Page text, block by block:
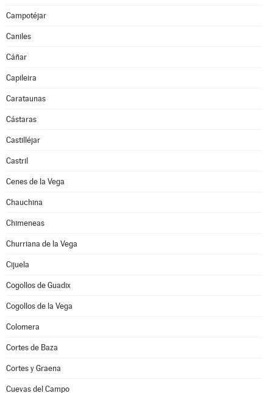
Campotéjar
Caniles
Cáñar
Capileira
Carataunas
Cástaras
Castilléjar
Castril
Cenes de la Vega
Chauchina
Chimeneas
Churriana de la Vega
Cijuela
Cogollos de Guadix
Cogollos de la Vega
Colomera
Cortes de Baza
Cortes y Graena
Cuevas del Campo